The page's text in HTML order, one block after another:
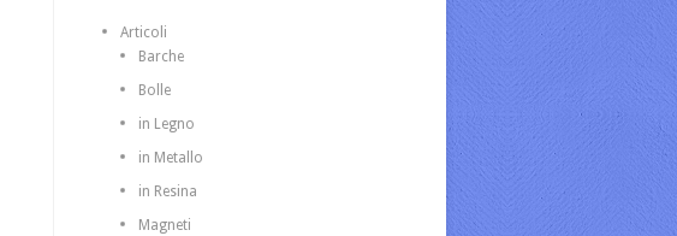
Articoli
Barche
Bolle
in Legno
in Metallo
in Resina
Magneti